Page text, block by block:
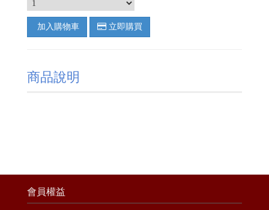
加入購物車 立即購買
商品說明
會員權益